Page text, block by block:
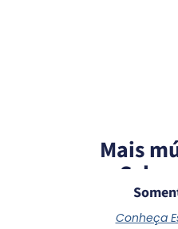
Mais
Conheça